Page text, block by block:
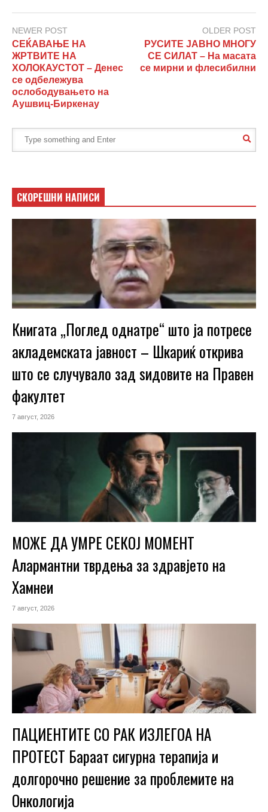
NEWER POST
СЕЌАВАЊЕ НА
ЖРТВИТЕ НА
ХОЛОКАУСТОТ – Денес
се одбележува
ослободувањето на
Аушвиц-Биркенау
OLDER POST
РУСИТЕ ЈАВНО МНОГУ
СЕ СИЛАТ – На масата
се мирни и флесибилни
СКОРЕШНИ НАПИСИ
Книгата „Поглед однатре“ што ја потресе
акладемската јавност – Шкариќ открива
што се случувало зад ѕидовите на Правен
факултет
7 август, 2026
МОЖЕ ДА УМРЕ СЕКОЈ МОМЕНТ
Алармантни тврдења за здравјето на
Хамнеи
7 август, 2026
ПАЦИЕНТИТЕ СО РАК ИЗЛЕГОА НА
ПРОТЕСТ Бараат сигурна терапија и
долгорочно решение за проблемите на
Онкологија